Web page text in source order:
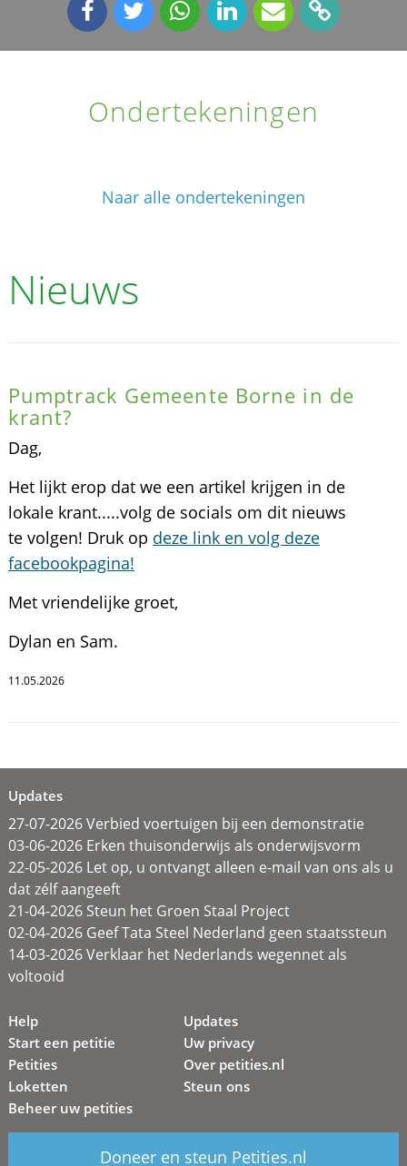
Ondertekeningen
Naar alle ondertekeningen
Nieuws
Pumptrack Gemeente Borne in de
krant?
Dag,
Het lijkt erop dat we een artikel krijgen in de
lokale krant.....volg de socials om dit nieuws
te volgen! Druk op deze link en volg deze
facebookpagina!
Met vriendelijke groet,
Dylan en Sam.
11.05.2026
Updates
27-07-2026 Verbied voertuigen bij een demonstratie
03-06-2026 Erken thuisonderwijs als onderwijsvorm
22-05-2026 Let op, u ontvangt alleen e-mail van ons als u
dat zélf aangeeft
21-04-2026 Steun het Groen Staal Project
02-04-2026 Geef Tata Steel Nederland geen staatssteun
14-03-2026 Verklaar het Nederlands wegennet als
voltooid
Help
Start een petitie
Petities
Loketten
Beheer uw petities
Updates
Uw privacy
Over petities.nl
Steun ons
Doneer en steun Petities.nl